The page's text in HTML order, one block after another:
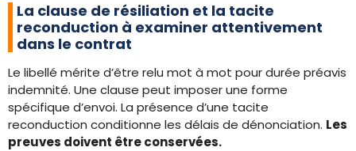
La clause de résiliation et la tacite
reconduction à examiner attentivement
dans le contrat
Le libellé mérite d’être relu mot à mot pour durée préavis
indemnité. Une clause peut imposer une forme
spécifique d’envoi. La présence d’une tacite
reconduction conditionne les délais de dénonciation. Les
preuves doivent être conservées.